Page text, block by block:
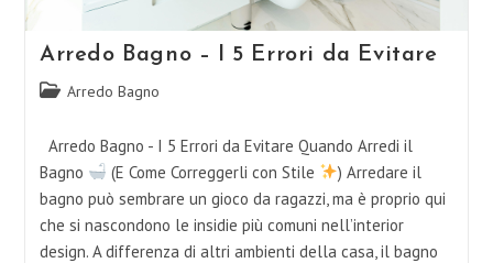
Arredo Bagno – I 5 Errori da Evitare
Categoria
Arredo Bagno
Arredo Bagno - I 5 Errori da Evitare Quando Arredi il
Bagno
(E Come Correggerli con Stile
) Arredare il
bagno può sembrare un gioco da ragazzi, ma è proprio qui
che si nascondono le insidie più comuni nell’interior
design. A differenza di altri ambienti della casa, il bagno